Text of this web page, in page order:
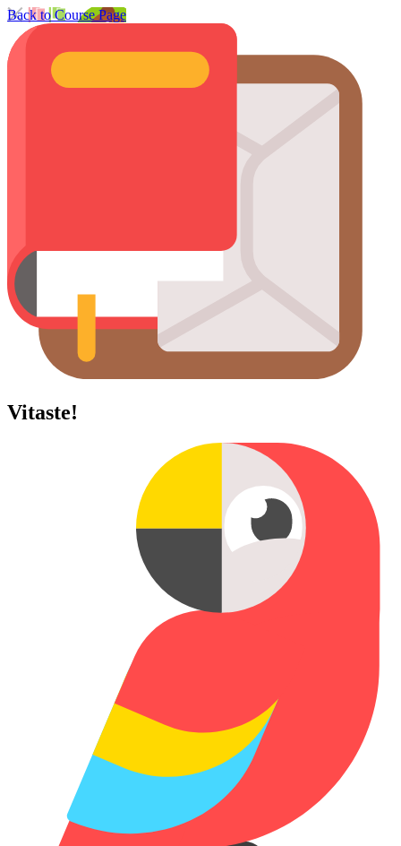
Back to Course Page
Vitaste!